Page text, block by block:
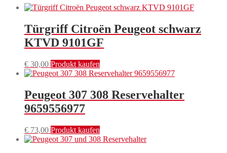
Türgriff Citroën Peugeot schwarz
KTVD 9101GF
€ 30,00 Produkt kaufen
Peugeot 307 308 Reservehalter
9659556977
€ 73,00 Produkt kaufen